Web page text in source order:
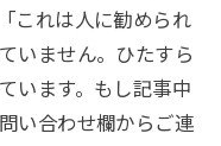
これは人に勧められ
いません。ひたすら
います。もし記事中
い合わせ欄からご連